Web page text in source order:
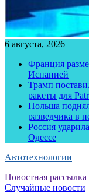
6 августа, 2026
Франция
Испанией
Трамп
ракеты для
Польша
разведчика в
Россия
Одессе
Автотехнологии
Новостная рассылка
Случайные новости